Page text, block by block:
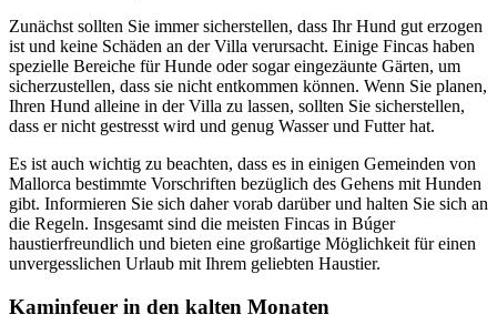
Zunächst sollten Sie immer sicherstellen, dass Ihr Hund gut erzogen
ist und keine Schäden an der Villa verursacht. Einige Fincas haben
spezielle Bereiche für Hunde oder sogar eingezäunte Gärten, um
sicherzustellen, dass sie nicht entkommen können. Wenn Sie planen,
Ihren Hund alleine in der Villa zu lassen, sollten Sie sicherstellen,
dass er nicht gestresst wird und genug Wasser und Futter hat.
Es ist auch wichtig zu beachten, dass es in einigen Gemeinden von
Mallorca bestimmte Vorschriften bezüglich des Gehens mit Hunden
gibt. Informieren Sie sich daher vorab darüber und halten Sie sich an
die Regeln. Insgesamt sind die meisten Fincas in Búger
haustierfreundlich und bieten eine großartige Möglichkeit für einen
unvergesslichen Urlaub mit Ihrem geliebten Haustier.
Kaminfeuer in den kalten Monaten